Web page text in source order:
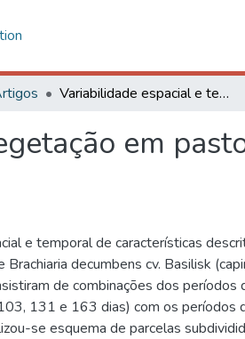
Variabilidade espacial e temporal da vegetação em pastos de capim braquiária diferidos
em
e temporal de características
decumbens cv. Basilisk
de combinações dos períodos
131 e 163 dias) com os períodos
se esquema de parcelas